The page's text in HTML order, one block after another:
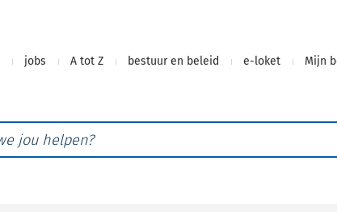
inhoud
jobs A tot Z bestuur en beleid e-loket Mijn